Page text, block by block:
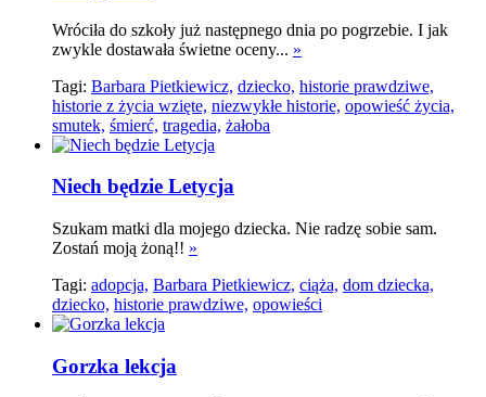
Wróciła do szkoły już następnego dnia po pogrzebie. I jak
zwykle dostawała świetne oceny... »
Tagi: Barbara Pietkiewicz, dziecko, historie prawdziwe,
historie z życia wzięte, niezwykłe historie, opowieść życia,
smutek, śmierć, tragedia, żałoba
Niech będzie Letycja
Szukam matki dla mojego dziecka. Nie radzę sobie sam.
Zostań moją żoną!! »
Tagi: adopcja, Barbara Pietkiewicz, ciąża, dom dziecka,
dziecko, historie prawdziwe, opowieści
Gorzka lekcja